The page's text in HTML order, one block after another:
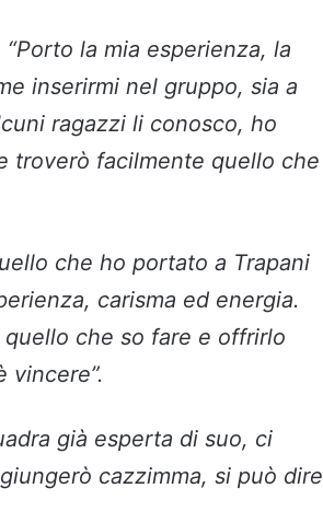
“Porto la mia esperienza, la
inserirmi nel gruppo, sia a
ragazzi li conosco, ho
troverò facilmente quello che
che ho portato a Trapani
carisma ed energia.
che so fare e offrirlo
vincere”.
già esperta di suo, ci
cazzimma, si può dire